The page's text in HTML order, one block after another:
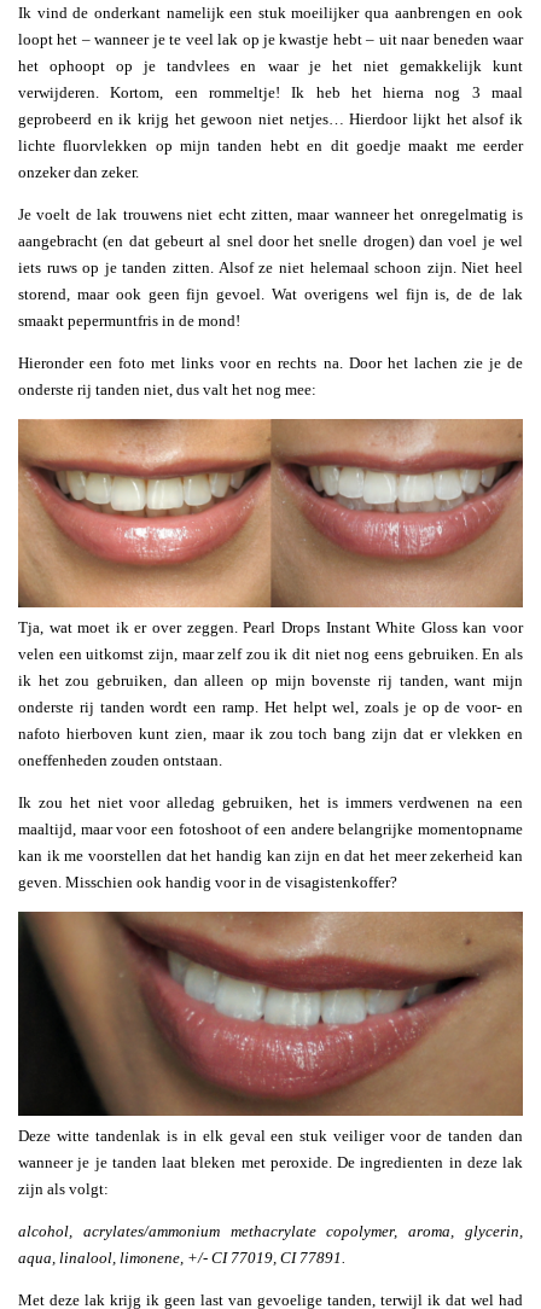
Ik vind de onderkant namelijk een stuk moeilijker qua aanbrengen en ook
loopt het – wanneer je te veel lak op je kwastje hebt – uit naar beneden waar
het ophoopt op je tandvlees en waar je het niet gemakkelijk kunt
verwijderen. Kortom, een rommeltje! Ik heb het hierna nog 3 maal
geprobeerd en ik krijg het gewoon niet netjes… Hierdoor lijkt het alsof ik
lichte fluorvlekken op mijn tanden hebt en dit goedje maakt me eerder
onzeker dan zeker.
Je voelt de lak trouwens niet echt zitten, maar wanneer het onregelmatig is
aangebracht (en dat gebeurt al snel door het snelle drogen) dan voel je wel
iets ruws op je tanden zitten. Alsof ze niet helemaal schoon zijn. Niet heel
storend, maar ook geen fijn gevoel. Wat overigens wel fijn is, de de lak
smaakt pepermuntfris in de mond!
Hieronder een foto met links voor en rechts na. Door het lachen zie je de
onderste rij tanden niet, dus valt het nog mee:
Tja, wat moet ik er over zeggen. Pearl Drops Instant White Gloss kan voor
velen een uitkomst zijn, maar zelf zou ik dit niet nog eens gebruiken. En als
ik het zou gebruiken, dan alleen op mijn bovenste rij tanden, want mijn
onderste rij tanden wordt een ramp. Het helpt wel, zoals je op de voor- en
nafoto hierboven kunt zien, maar ik zou toch bang zijn dat er vlekken en
oneffenheden zouden ontstaan.
Ik zou het niet voor alledag gebruiken, het is immers verdwenen na een
maaltijd, maar voor een fotoshoot of een andere belangrijke momentopname
kan ik me voorstellen dat het handig kan zijn en dat het meer zekerheid kan
geven. Misschien ook handig voor in de visagistenkoffer?
Deze witte tandenlak is in elk geval een stuk veiliger voor de tanden dan
wanneer je je tanden laat bleken met peroxide. De ingredienten in deze lak
zijn als volgt:
alcohol, acrylates/ammonium methacrylate copolymer, aroma, glycerin,
aqua, linalool, limonene, +/- CI 77019, CI 77891.
Met deze lak krijg ik geen last van gevoelige tanden, terwijl ik dat wel had